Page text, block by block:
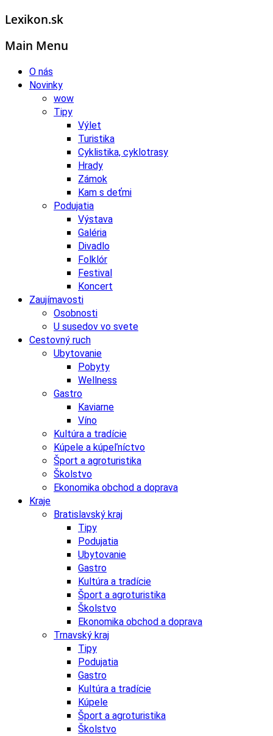
Lexikon.sk
Main Menu
O nás
Novinky
wow
Tipy
Výlet
Turistika
Cyklistika, cyklotrasy
Hrady
Zámok
Kam s deťmi
Podujatia
Výstava
Galéria
Divadlo
Folklór
Festival
Koncert
Zaujímavosti
Osobnosti
U susedov vo svete
Cestovný ruch
Ubytovanie
Pobyty
Wellness
Gastro
Kaviarne
Víno
Kultúra a tradície
Kúpele a kúpeľníctvo
Šport a agroturistika
Školstvo
Ekonomika obchod a doprava
Kraje
Bratislavský kraj
Tipy
Podujatia
Ubytovanie
Gastro
Kultúra a tradície
Šport a agroturistika
Školstvo
Ekonomika obchod a doprava
Trnavský kraj
Tipy
Podujatia
Gastro
Kultúra a tradície
Kúpele
Šport a agroturistika
Školstvo